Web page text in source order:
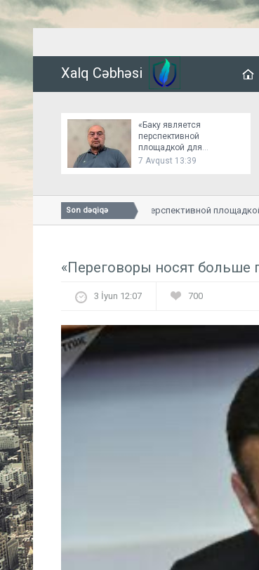
Xalq Cəbhəsi
«Баку является
перспективной
площадкой для
российско-украинских
7 Avqust 13:39
Son dəqiqə
«Баку является перспективной площадкой
«Переговоры носят больше
3 İyun 12:07 700